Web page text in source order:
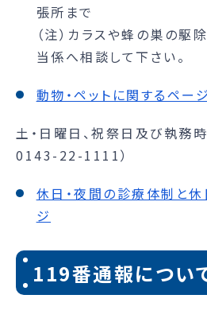
張所まで
（注）カラスや蜂の巣の駆
当係へ相談して下さい。
動物・ペットに関するページ
土・日曜日、祝祭日及び執務時
0143-22-1111）
休日・夜間の診療体制と
ジ
119番通報につい